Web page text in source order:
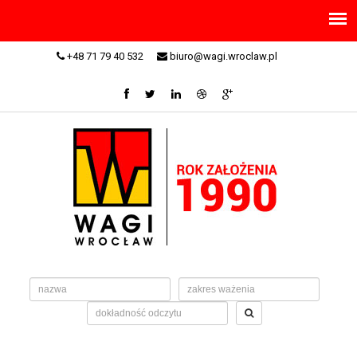
+48 71 79 40 532 biuro@wagi.wroclaw.pl